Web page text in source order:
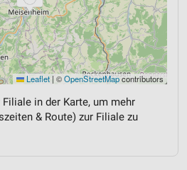
Leaflet | ©OpenStreetMapcontributors
in der Karte, um mehr
& Route) zur Filiale zu